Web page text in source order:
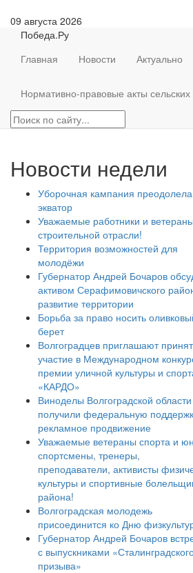
09 августа 2026
Победа.Ру
Главная
Новости Актуально
Нормативно-правовые акты
Новости недели
Уборочная кампания преодолела
экватор
Уважаемые работники и ветераны
строительной отрасли!
Территория возможностей для
молодёжи
Губернатор Андрей Бочаров
активом Серафимовичского
развитие территории
Борьба за право носить
берет
Волгоградцев приглашают
участие в Международном
премии уличной культуры и
«КАРДО»
Виноделы Волгоградской области
получили федеральную
рекламное продвижение
Уважаемые ветераны спорта и
спортсмены, тренеры,
преподаватели, активисты
культуры и спортивные
района!
Волгоградская молодежь
присоединится ко Дню
Губернатор Андрей Бочаров
с выпускниками
призыва»